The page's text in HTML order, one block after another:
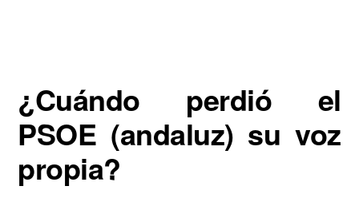
¿Cuándo perdió el
PSOE (andaluz) su voz
propia?